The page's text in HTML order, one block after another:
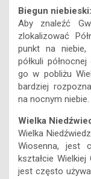
Biegun niebieski:
Aby znaleźć
zlokalizować
punkt na
półkuli
go w pobliżu
bardziej
na nocnym niebie.
Wielka
Wielka
Wiosenna, jest
kształcie
jest często